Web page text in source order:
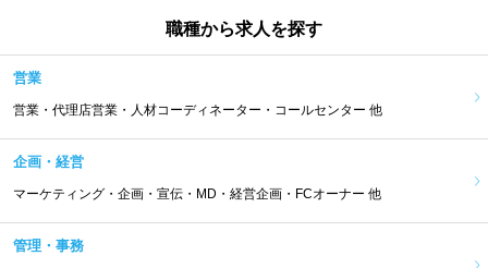
職種から求人を探す
営業
営業・代理店営業・人材コーディネーター・コールセンター 他
企画・経営
マーケティング・企画・宣伝・MD・経営企画・FCオーナー 他
管理・事務